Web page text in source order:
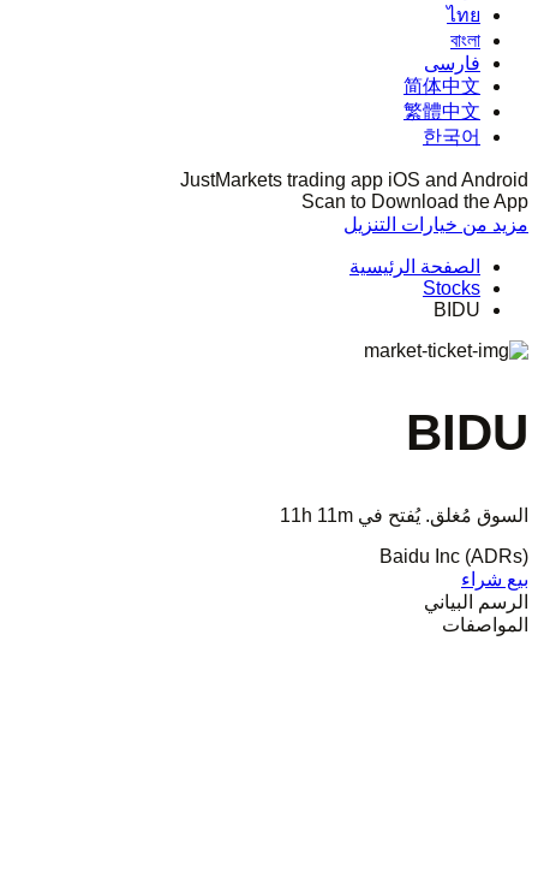
ไทย
বাংলা
فارسی
简体中文
繁體中文
한국어
JustMarkets trading app iOS and Android
Scan to Download the App
مزيد من خيارات التنزيل
الصفحة الرئيسية
Stocks
BIDU
BIDU
السوق مُغلق. يُفتح في 11h 11m
Baidu Inc (ADRs)
بيع شراء
الرسم البياني
المواصفات